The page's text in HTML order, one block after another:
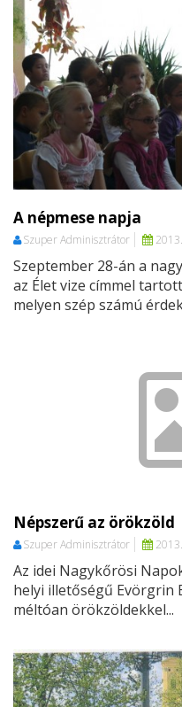
A népmese napja
Szuper Adminisztrátor
Szeptember 28-án a
az Élet vize címmel
melyen szép számú
Népszerű az örökzöld
Szuper Adminisztrátor
Az idei Nagykőrösi
helyi illetőségű Evörgrin
méltóan örökzöldekkel...